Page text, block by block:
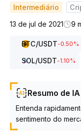
Intermediário
13 de jul de 2021
9
BTC/USDT-0.50%
SOL/USDT-1.10%
Resumo de IA
Entenda
sentimento do